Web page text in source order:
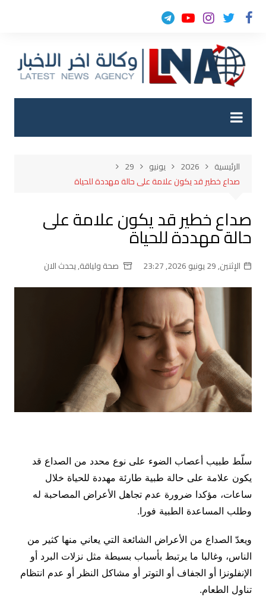
التجاوز
الرئيسية 2026 يونيو
29
صداع خطير قد يكون علامة على حالة مهددة للحياة
صداع خطير قد يكون علامة على
حالة مهددة للحياة
الإثنين, 29 يونيو 2026, 23:27 صحة ولياقة,يحدث الان
سلّط طبيب أعصاب الضوء على نوع محدد من الصداع قد
يكون علامة على حالة طبية طارئة مهددة للحياة خلال
ساعات، مؤكدا ضرورة عدم تجاهل الأعراض المصاحبة له
وطلب المساعدة الطبية فورا.
ويعدّ الصداع من الأعراض الشائعة التي يعاني منها كثير من
الناس، وغالبا ما يرتبط بأسباب بسيطة مثل نزلات البرد أو
الإنفلونزا أو الجفاف أو التوتر أو مشاكل النظر أو عدم انتظام
تناول الطعام.